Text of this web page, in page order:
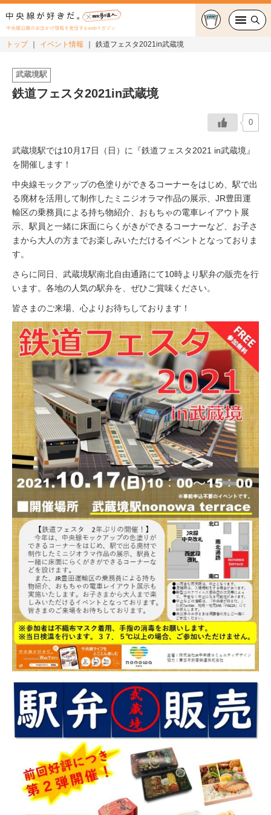
中央線沿線のお出かけ情報を発信するwebマガジン
スイーツ・テイクアウト
ショッピング
中央線カルチャー
特集
連載
中央線フェス
おしらせ
駅から探す
トップ イベント情報 鉄道フェスタ2021in武蔵境
武蔵境駅
鉄道フェスタ2021in武蔵境
0
武蔵境駅では10月 17日（日）に『鉄道フェスタ2021 in武蔵境』
を開催します！
中央線モックアップの色塗りができるコーナーをはじめ、駅で出
る廃材を活用して制作したミニジオラマ作品の展示、 JR豊田運
輸区の乗務員による持ち物紹介、おもちゃの電車レイアウト展
示、駅員と一緒に床面にらくがきができるコーナーなど、お子さ
まから大人の方までお楽しみいただけるイベントとなっておりま
す。
さらに同日、武蔵境駅南北自由通路にて10時より駅弁の販売を行
います。各地の人気の駅弁を、ぜひご賞味ください。
皆さまのご来場、心よりお待ちしております！